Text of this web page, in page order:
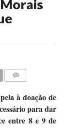
à doação de
para dar
entre 8 e 9 de